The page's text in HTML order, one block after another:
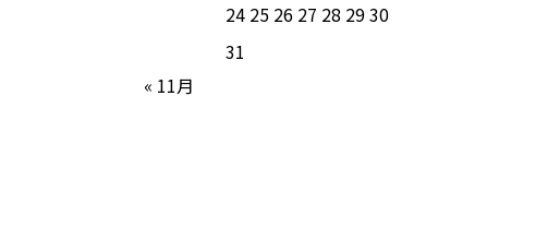
24 25 26 27 28 2930
31
« 11月